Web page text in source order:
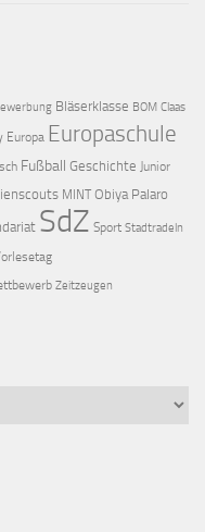
Bläserklasse BOM Claas
Europa Europaschule
Fußball Geschichte Junior
MINT Obiya Palaro
SdZ Sport Stadtradeln
Zeitzeugen